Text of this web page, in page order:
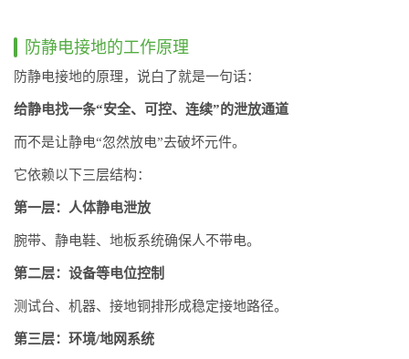
防静电接地的工作原理
防静电接地的原理，说白了就是一句话：
给静电找一条“安全、可控、连续”的泄放通道
而不是让静电“忽然放电”去破坏元件。
它依赖以下三层结构：
第一层：人体静电泄放
腕带、静电鞋、地板系统确保人不带电。
第二层：设备等电位控制
测试台、机器、接地铜排形成稳定接地路径。
第三层：环境/地网系统